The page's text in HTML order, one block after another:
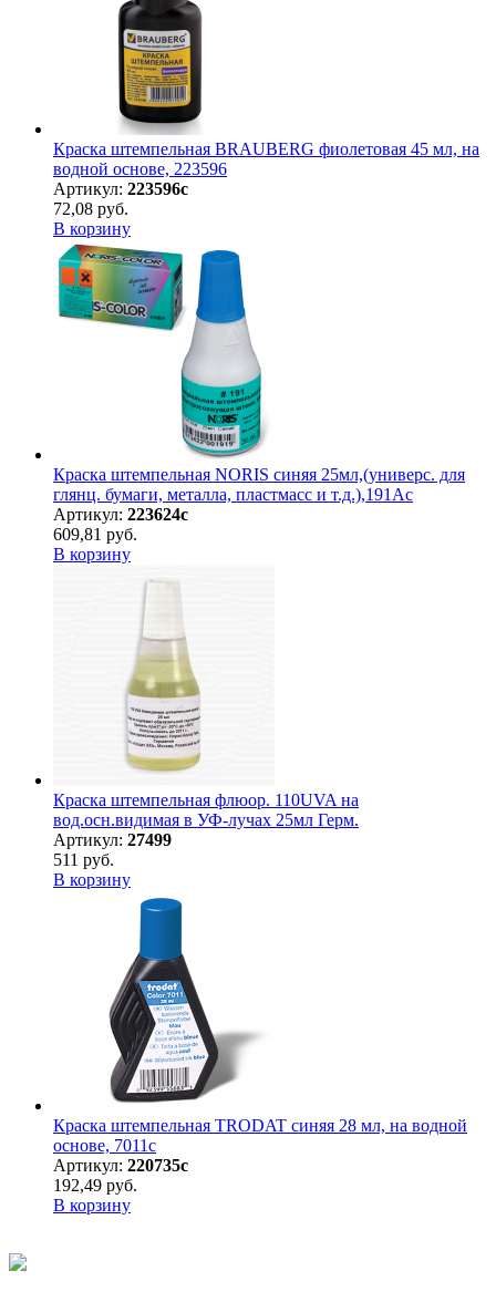
Краска штемпельная BRAUBERG фиолетовая 45 мл, на
водной основе, 223596
Артикул: 223596с
72,08 руб.
В корзину
Краска штемпельная NORIS синяя 25мл,(универс. для
глянц. бумаги, металла, пластмасс и т.д.),191Ас
Артикул: 223624с
609,81 руб.
В корзину
Краска штемпельная флюор. 110UVA на
вод.осн.видимая в УФ-лучах 25мл Герм.
Артикул: 27499
511 руб.
В корзину
Краска штемпельная TRODAT синяя 28 мл, на водной
основе, 7011с
Артикул: 220735с
192,49 руб.
В корзину